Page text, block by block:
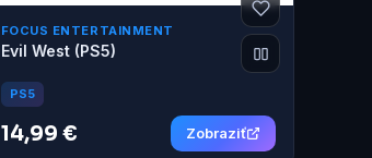
FOCUS ENTERTAINMENT
Evil West (PS5)
PS5
14,99 € Zobraziť